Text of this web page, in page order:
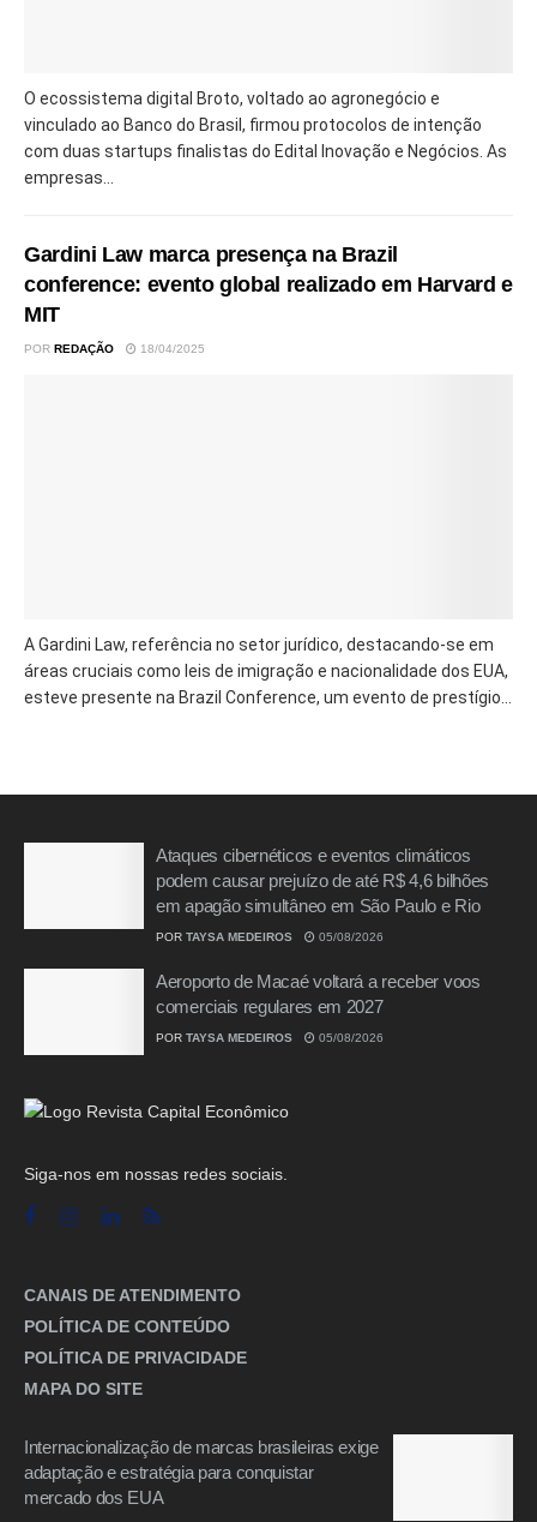
O ecossistema digital Broto, voltado ao agronegócio e
vinculado ao Banco do Brasil, firmou protocolos de intenção
com duas startups finalistas do Edital Inovação e Negócios. As
empresas...
Gardini Law marca presença na Brazil
conference: evento global realizado em Harvard e
MIT
POR REDAÇÃO 18/04/2025
A Gardini Law, referência no setor jurídico, destacando-se em
áreas cruciais como leis de imigração e nacionalidade dos EUA,
esteve presente na Brazil Conference, um evento de prestígio...
Ataques cibernéticos e eventos climáticos
podem causar prejuízo de até R$ 4,6 bilhões
em apagão simultâneo em São Paulo e Rio
POR TAYSA MEDEIROS 05/08/2026
Aeroporto de Macaé voltará a receber voos
comerciais regulares em 2027
POR TAYSA MEDEIROS 05/08/2026
Siga-nos em nossas redes sociais.
CANAIS DE ATENDIMENTO
POLÍTICA DE CONTEÚDO
POLÍTICA DE PRIVACIDADE
MAPA DO SITE
Internacionalização de marcas brasileiras exige
adaptação e estratégia para conquistar
mercado dos EUA